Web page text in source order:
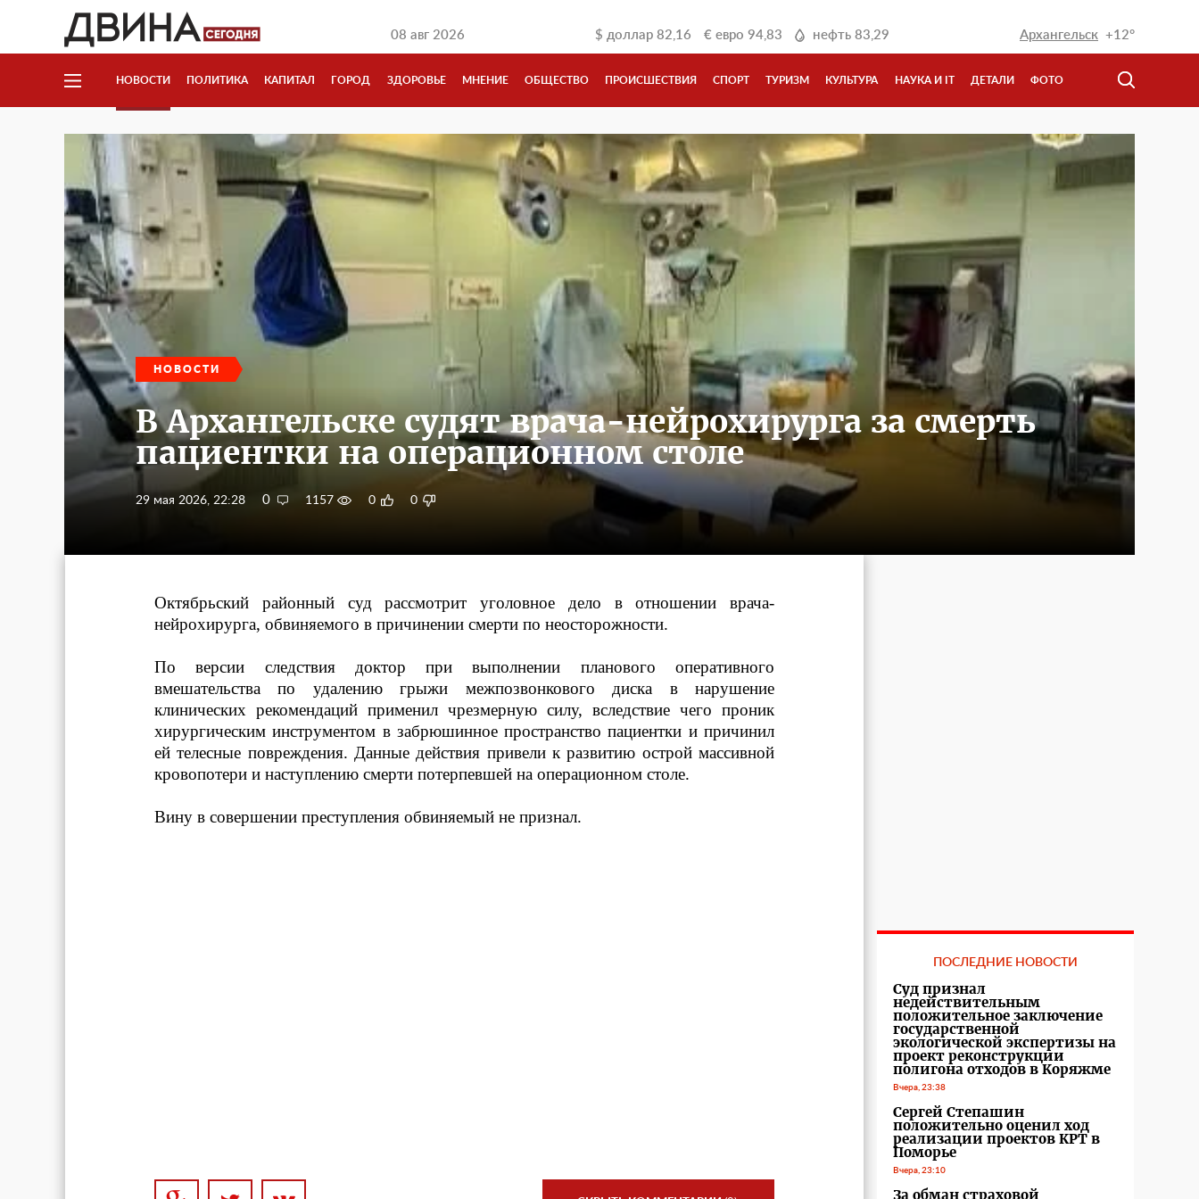
08 авг 2026 $ доллар 82,16 € евро 94,83 нефть 83,29 Архангельск +12°
НОВОСТИ ПОЛИТИКА КАПИТАЛ ГОРОД ЗДОРОВЬЕ МНЕНИЕ ОБЩЕСТВО ПРОИСШЕСТВИЯ СПОРТ ТУРИЗМ КУЛЬТУРА НАУКА И IT ДЕТАЛИ ФОТО
НОВОСТИ
В Архангельске судят врача-нейрохирурга за смерть
пациентки на операционном столе
29 мая 2026, 22:28 0 1157 0 0
Октябрьский районный суд рассмотрит уголовное дело в отношении врача-
нейрохирурга, обвиняемого в причинении смерти по неосторожности.
По версии следствия доктор при выполнении планового оперативного
вмешательства по удалению грыжи межпозвонкового диска в нарушение
клинических рекомендаций применил чрезмерную силу, вследствие чего проник
хирургическим инструментом в забрюшинное пространство пациентки и причинил
ей телесные повреждения. Данные действия привели к развитию острой массивной
кровопотери и наступлению смерти потерпевшей на операционном столе.
Вину в совершении преступления обвиняемый не признал.
ПОСЛЕДНИЕ НОВОСТИ
Суд признал
недействительным
положительное заключение
государственной
экологической экспертизы на
проект реконструкции
полигона отходов в Коряжме
Вчера, 23:38
Сергей Степашин
положительно оценил ход
реализации проектов КРТ в
Поморье
Вчера, 23:10
За обман страховой